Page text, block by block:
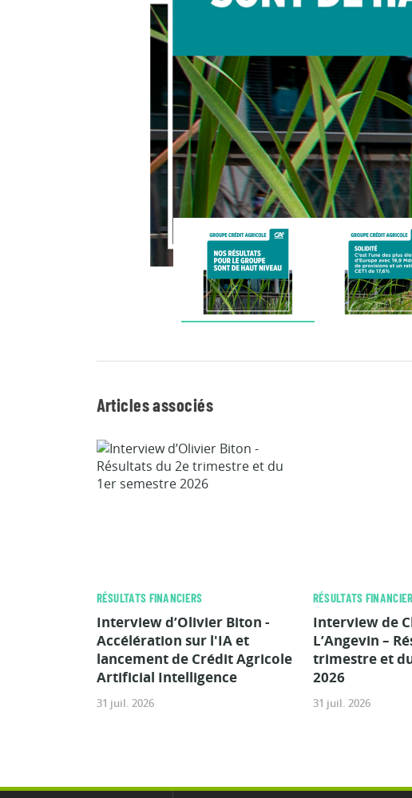
Articles associés
RÉSULTATS FINANCIERS
Interview d’Olivier Biton -
Accélération sur l'IA et
lancement de Crédit Agricole
Artificial Intelligence
31 juil. 2026
RÉSULTATS
Interview de
L’Angevin –
trimestre et
2026
31 juil. 2026